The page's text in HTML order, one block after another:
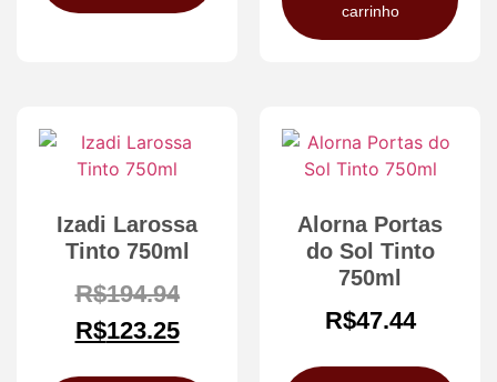
carrinho
Izadi Larossa
Tinto 750ml
R$194.94
R$123.25
Alorna Portas
do Sol Tinto
750ml
R$47.44